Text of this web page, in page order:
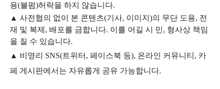
용(불펌)허락을 하지 않습니다.
▲ 사전협의 없이 본 콘텐츠(기사, 이미지)의 무단 도용, 전
재 및 복제, 배포를 금합니다. 이를 어길 시 민, 형사상 책임
을 질 수 있습니다.
▲ 비영리 SNS(트위터, 페이스북 등), 온라인 커뮤니티, 카
페 게시판에서는 자유롭게 공유 가능합니다.